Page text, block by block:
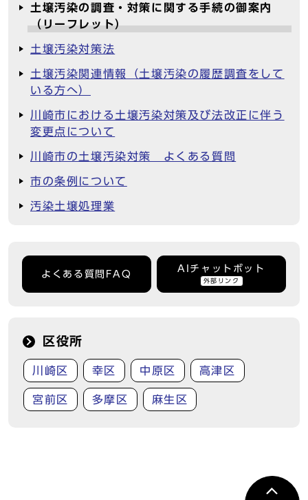
土壌汚染の調査・対策に関する手続の御案内
（リーフレット）
土壌汚染対策法
土壌汚染関連情報（土壌汚染の履歴調査をして
いる方へ）
川崎市における土壌汚染対策及び法改正に伴う
変更点について
川崎市の土壌汚染対策 よくある質問
市の条例について
汚染土壌処理業
よくある質問FAQ
AIチャットボット
外部リンク
区役所
川崎区 幸区 中原区 高津区
宮前区 多摩区 麻生区